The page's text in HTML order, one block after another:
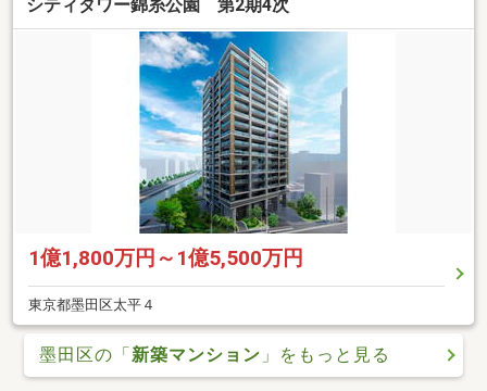
シティタワー錦糸公園 第2期4次
1億1,800万円～1億5,500万円
東京都墨田区太平４
墨田区の「 新築マンション 」をもっと見る